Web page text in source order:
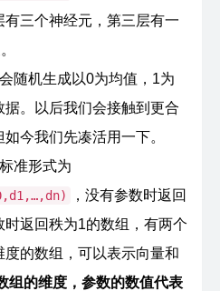
三个神经元，第三层有一
随机生成以0为均值，1为
。以后我们会接触到更合
今我们先凑活用一下。
准形式为
，没有参数时返回
返回秩为1的数组，有两个
的数组，可以表示向量和
组的维度，参数的数值代表